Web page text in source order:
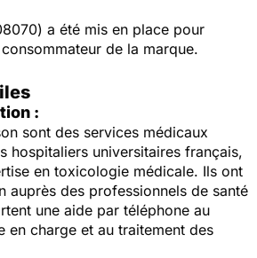
a été mis en place pour
de la marque.
:
sont des services médicaux
hospitaliers universitaires français,
en toxicologie médicale. Ils ont
auprès des professionnels de santé
une aide par téléphone au
en charge et au traitement des